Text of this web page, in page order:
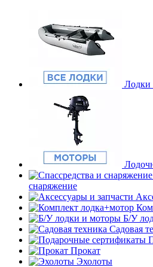
снаряжение
Б/У
Садовая
Прокат
Эхолоты